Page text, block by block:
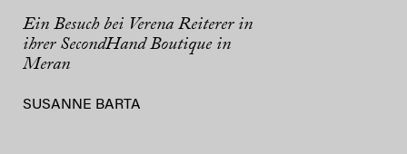
Ein Besuch bei Verena Reiterer in
ihrer SecondHand Boutique in
Meran
SUSANNE BARTA